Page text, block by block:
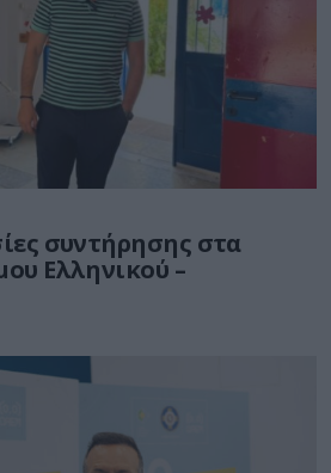
συντήρησης στα
Ελληνικού –